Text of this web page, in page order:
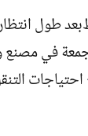
بعد طول
في